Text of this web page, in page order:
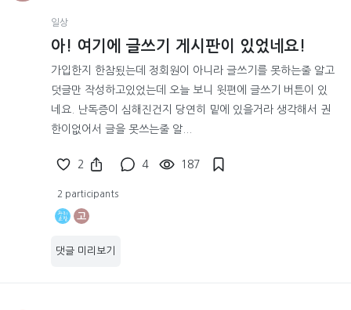
일상
아! 여기에 글쓰기 게시판이 있었네요!
가입한지 한참됬는데 정회원이 아니라 글쓰기를 못하는줄 알고
덧글만 작성하고있었는데 오늘 보니 윗편에 글쓰기 버튼이 있
네요. 난독증이 심해진건지 당연히 밑에 있을거라 생각해서 권
한이없어서 글을 못쓰는줄 알...
2 4 187
2 participants
고
댓글 미리보기